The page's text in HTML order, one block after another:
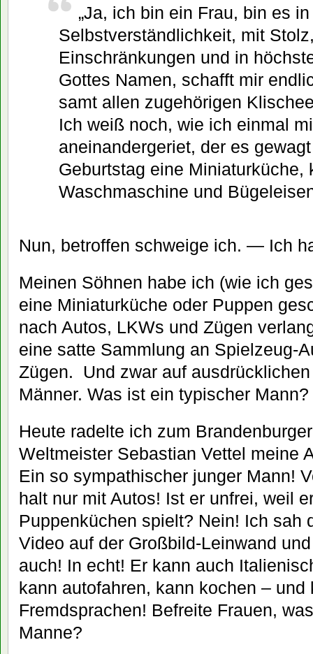
„Ja, ich bin ein Frau, bin es
Selbstverständlichkeit, mit
Einschränkungen und in
Gottes Namen, schafft mir
samt allen zugehörigen
Ich weiß noch, wie ich einmal
aneinandergeriet, der es
Geburtstag eine Miniaturküche,
Waschmaschine und
Nun, betroffen schweige ich. — Ich
Meinen Söhnen habe ich (wie ich
eine Miniaturküche oder Puppen
nach Autos, LKWs und Zügen
eine satte Sammlung an Spielzeug-
Zügen. Und zwar auf
Männer. Was ist ein typischer Mann?
Heute radelte ich zum
Weltmeister Sebastian Vettel meine
Ein so sympathischer junger Mann!
halt nur mit Autos! Ist er unfrei, weil
Puppenküchen spielt? Nein! Ich sah
Video auf der Großbild-Leinwand
auch! In echt! Er kann auch
kann autofahren, kann kochen – und
Fremdsprachen! Befreite Frauen,
Manne?